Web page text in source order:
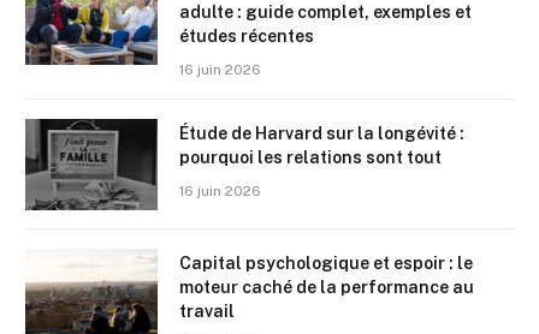
adulte : guide complet, exemples et
études récentes
16 juin 2026
Étude de Harvard sur la longévité :
pourquoi les relations sont tout
16 juin 2026
Capital psychologique et espoir : le
moteur caché de la performance au
travail